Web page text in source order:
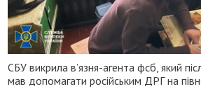
СБУ викрила в’язня-агента фсб, який
мав допомагати російським ДРГ на